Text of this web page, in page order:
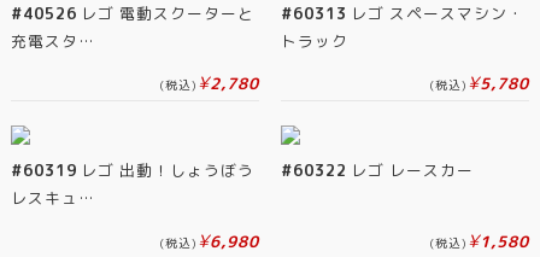
#40526 レゴ 電動スクーターと
充電スタ…
(税込) ¥2,780
#60313 レゴ スペースマシン・
トラック
(税込) ¥5,780
#60319 レゴ 出動！しょうぼう
レスキュ…
(税込) ¥6,980
#60322 レゴ レースカー
(税込) ¥1,580